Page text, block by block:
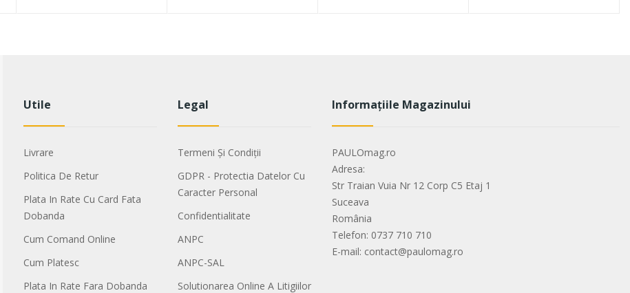
Utile
Livrare
Politica De Retur
Plata In Rate Cu Card Fata
Dobanda
Cum Comand Online
Cum Platesc
Plata In Rate Fara Dobanda
Legal
Termeni Și Condiții
GDPR - Protectia Datelor Cu
Caracter Personal
Confidentialitate
ANPC
ANPC-SAL
Solutionarea Online A Litigiilor
Informațiile Magazinului
PAULOmag.ro
Adresa:
Str Traian Vuia Nr 12 Corp C5 Etaj 1
Suceava
România
Telefon: 0737 710 710
E-mail: contact@paulomag.ro